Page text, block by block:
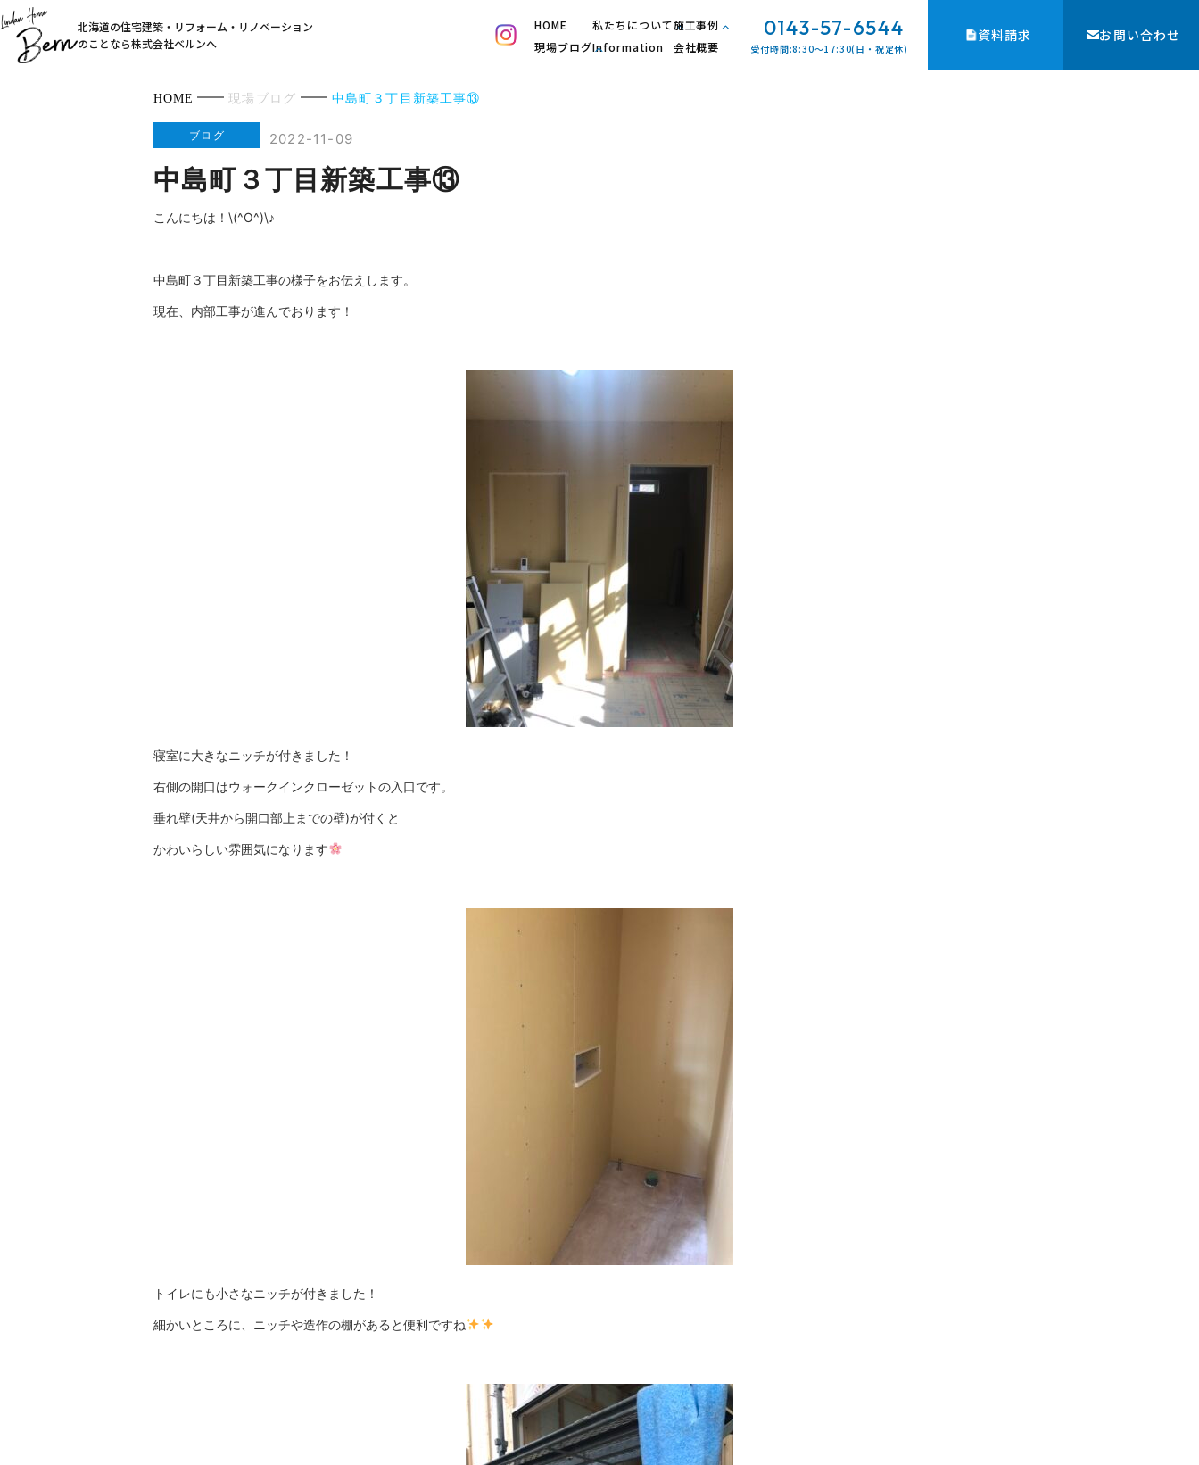
北海道の住宅建築・リフォーム・リノベーション
のことなら株式会社ベルンへ
HOME
現場ブログ
私たちについて
Information
施工事例
会社概要
0143-57-6544
受付時間:8:30〜17:30(日・祝定休)
資料請求 お問い合わせ
HOME 現場ブログ 中島町３丁目新築工事⑬
ブログ 2022-11-09
中島町３丁目新築工事⑬
こんにちは！\(^O^)\♪
中島町３丁目新築工事の様子をお伝えします。
現在、内部工事が進んでおります！
寝室に大きなニッチが付きました！
右側の開口はウォークインクローゼットの入口です。
垂れ壁(天井から開口部上までの壁)が付くと
かわいらしい雰囲気になります
トイレにも小さなニッチが付きました！
細かいところに、ニッチや造作の棚があると便利ですね